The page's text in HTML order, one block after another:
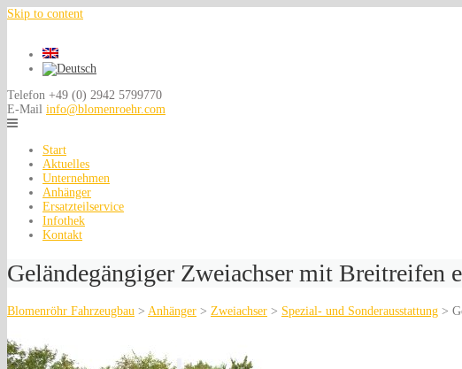
Skip to content
Telefon +49 (0) 2942 5799770
E-Mail info@blomenroehr.com
Start
Aktuelles
Unternehmen
Anhänger
Ersatzteilservice
Infothek
Kontakt
Geländegängiger Zweiachser mit Breitreifen
Blomenröhr Fahrzeugbau > Anhänger > Zweiachser > Spezial- und Sonderausstattung >